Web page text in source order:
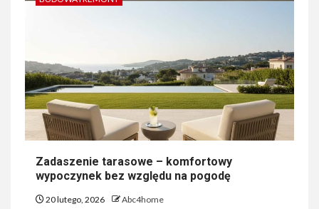
Zadaszenie tarasowe – komfortowy
wypoczynek bez względu na pogodę
20 lutego, 2026 Abc4home